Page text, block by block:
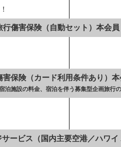
行傷害保険（自動セット） 本会
害保険（カード利用条件あり） 本
泊施設の料金、 宿泊を伴う募集型企画旅行
ービス （国内主要空港／ハワイ